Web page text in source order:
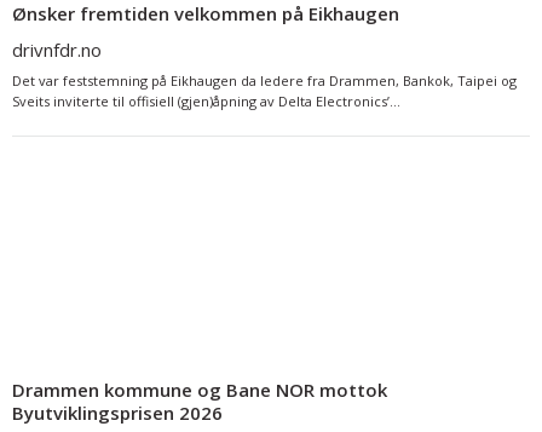
Ønsker fremtiden velkommen på Eikhaugen
drivnfdr.no
Det var feststemning på Eikhaugen da ledere fra Drammen, Bankok, Taipei og
Sveits inviterte til offisiell (gjen)åpning av Delta Electronics’...
Drammen kommune og Bane NOR mottok
Byutviklingsprisen 2026